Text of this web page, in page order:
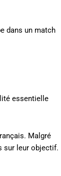
dans un match
essentielle
Malgré
sur leur objectif.